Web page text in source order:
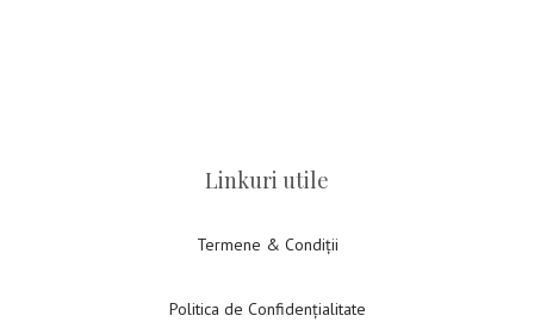
Linkuri utile
Termene & Condiții
Politica de Confidențialitate